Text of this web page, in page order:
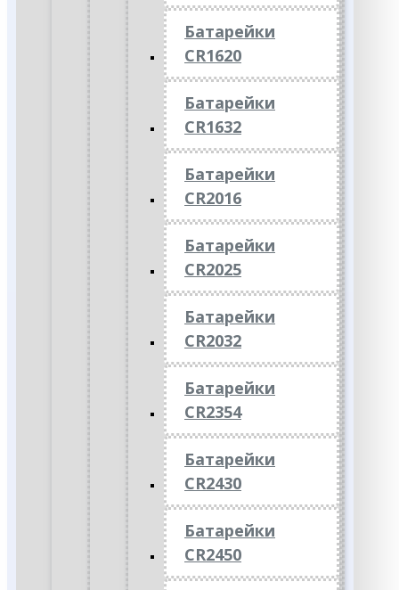
Батарейки
CR1620
Батарейки
CR1632
Батарейки
CR2016
Батарейки
CR2025
Батарейки
CR2032
Батарейки
CR2354
Батарейки
CR2430
Батарейки
CR2450